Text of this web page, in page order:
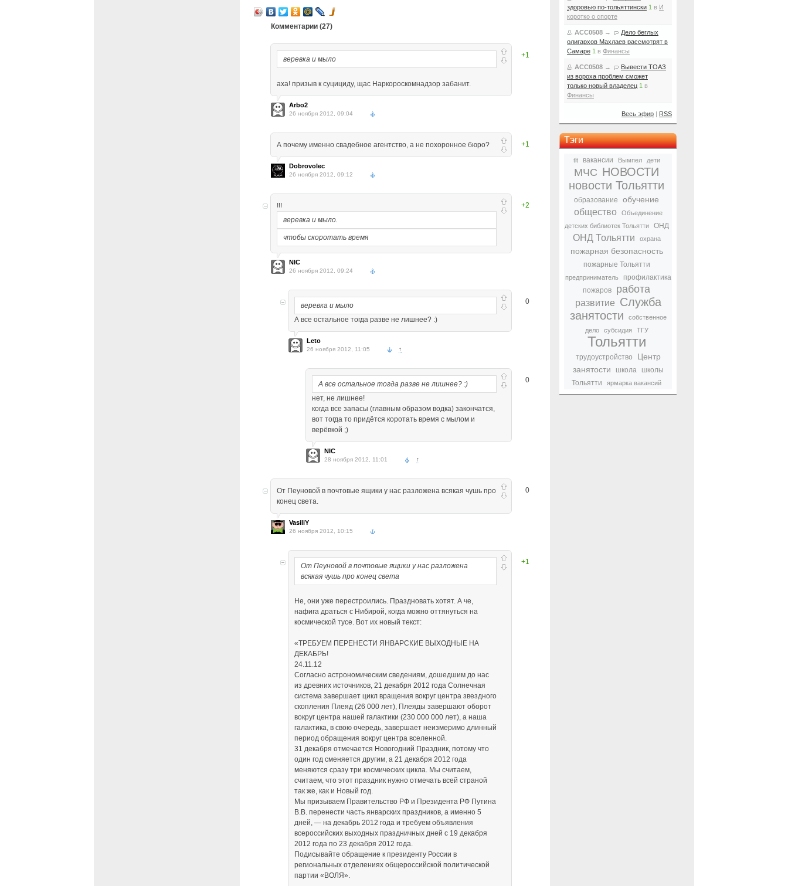
Комментарии (27)
+1
веревка и мыло
аха! призыв к суцициду, щас Наркороскомнадзор забанит.
Arbo2
26 ноября 2012, 09:04
+1
А почему именно свадебное агентство, а не похоронное бюро?
Dobrovolec
26 ноября 2012, 09:12
+2
!!!
веревка и мыло.
чтобы скоротать время
NIC
26 ноября 2012, 09:24
0
веревка и мыло
А все остальное тогда разве не лишнее? :)
Leto
26 ноября 2012, 11:05 ↑
0
А все остальное тогда разве не лишнее? :)
нет, не лишнее!
когда все запасы (главным образом водка) закончатся,
вот тогда то придётся коротать время с мылом и
верёвкой ;)
NIC
28 ноября 2012, 11:01 ↑
0
От Пеуновой в почтовые ящики у нас разложена всякая чушь про
конец света.
VasiliY
26 ноября 2012, 10:15
+1
От Пеуновой в почтовые ящики у нас разложена
всякая чушь про конец света
Не, они уже перестроились. Праздновать хотят. А че,
нафига драться с Нибирой, когда можно оттянуться на
космической тусе. Вот их новый текст:
«ТРЕБУЕМ ПЕРЕНЕСТИ ЯНВАРСКИЕ ВЫХОДНЫЕ НА
ДЕКАБРЬ!
24.11.12
Согласно астрономическим сведениям, дошедшим до нас
из древних источников, 21 декабря 2012 года Солнечная
система завершает цикл вращения вокруг центра звездного
скопления Плеяд (26 000 лет), Плеяды завершают оборот
вокруг центра нашей галактики (230 000 000 лет), а наша
галактика, в свою очередь, завершает неизмеримо длинный
период обращения вокруг центра вселенной.
31 декабря отмечается Новогодний Праздник, потому что
один год сменяется другим, а 21 декабря 2012 года
меняются сразу три космических цикла. Мы считаем,
считаем, что этот праздник нужно отмечать всей страной
так же, как и Новый год.
Мы призываем Правительство РФ и Президента РФ Путина
В.В. перенести часть январских праздников, а именно 5
дней, — на декабрь 2012 года и требуем объявления
всероссийских выходных праздничных дней с 19 декабря
2012 года по 23 декабря 2012 года.
Подисывайте обращение к президенту России в
региональных отделениях общероссийской политической
партии «ВОЛЯ».
здоровью по-тольяттински 1 в И
коротко о спорте
ACC0508 →
Дело беглых
олигархов Махлаев рассмотрят в
Самаре 1 в Финансы
ACC0508 →
Вывести ТОАЗ
из вороха проблем сможет
только новый владелец 1 в
Финансы
Весь эфир | RSS
Тэги
tlt вакансии Вымпел дети
МЧС НОВОСТИ
новости Тольятти
образование обучение
общество
Объединение
детских библиотек Тольятти
ОНД
ОНД Тольятти охрана
пожарная безопасность
пожарные Тольятти
предприниматель
профилактика
пожаров
работа
развитие Служба
занятости
собственное
дело
субсидия ТГУ
Тольятти
трудоустройство
Центр
занятости
школа
школы
Тольятти
ярмарка вакансий